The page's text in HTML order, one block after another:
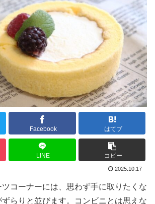
Facebook はてブ
LINE コピー
2025.10.17
ツコーナーには、思わず手に取りたくな
らりと並びます。コンビニとは思えな